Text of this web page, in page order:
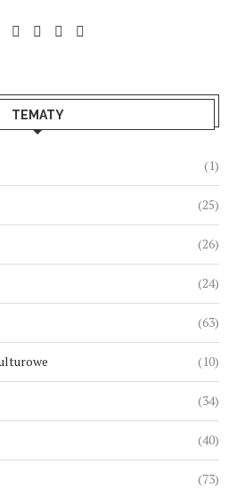
TEMATY
(1)
(25)
(26)
(24)
(63)
(10)
(34)
(40)
(73)